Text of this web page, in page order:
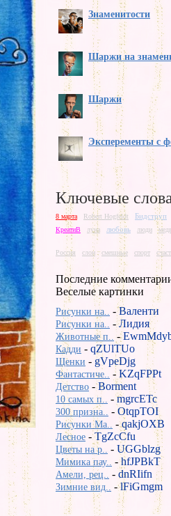
Знаменитости
Шаржи на
Шаржи
Эксперементы с
Ключевые
8 марта Robert Hogfeldt Бидструп
КреатиВ
луна любовь люди
Россия слон смешные спорт
Последние
Веселые картинки
Рисунки на.. -Валенти
Рисунки на.. -Лидия
Животные п.. -
Кадди - qZUlTUo
Щенки - gVpeDjg
Фантастиче.. - KZqFPPt
Детство -Borment
10 самых п.. -mgrcETc
300 призна.. - OtqpTOI
Рисунки Ma.. -qakjOXB
Лесное -TgZcCfu
Цветы на р.. - UGGblzg
Мимика пау.. -hfJPBkT
Амели, рец.. - dnRIifn
Зимние вид.. -lFiGmgm